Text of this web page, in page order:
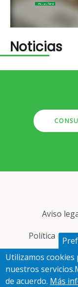
Noticias
página
Aviso
Política de
Utilizamos
nuestros
de acuerdo. Más